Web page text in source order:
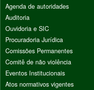
Agenda de autoridades
Auditoria
Ouvidoria e SIC
Procuradoria Jurídica
Comissões Permanentes
Comitê de não violência
Eventos Institucionais
Atos normativos vigentes